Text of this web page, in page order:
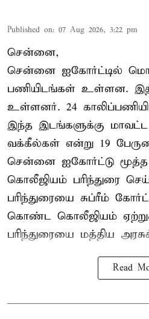
Published on: 07 Aug 2026, 3:22 pm
சென்னை,
சென்னை ஐகோர்ட்டில்
பணியிடங்கள் உள்ளன.
உள்ளனர். 24
இந்த இடங்களுக்கு மாவட்ட
வக்கீல்கள் என்று 19
சென்னை ஐகோர்ட்டு
கொலீஜியம் பரிந்துரை
பரிந்துரையை சுப்ரீம்
கொண்ட கொலீஜியம்
பரிந்துரையை மத்திய
Read